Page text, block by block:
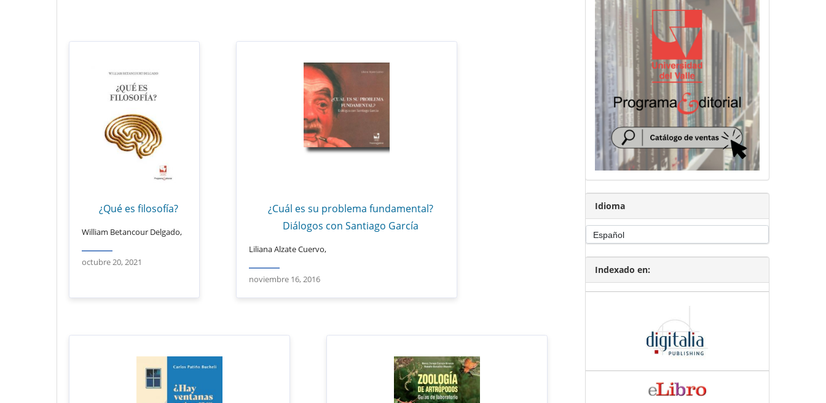
¿Qué es filosofía?
William Betancour Delgado,
octubre 20, 2021
¿Cuál es su problema fundamental?
Diálogos con Santiago García
Liliana Alzate Cuervo,
noviembre 16, 2016
Idioma
Indexado en: